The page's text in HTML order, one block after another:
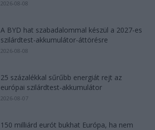
2026-08-08
A BYD hat szabadalommal készül a 2027-es
szilárdtest-akkumulátor-áttörésre
2026-08-08
25 százalékkal sűrűbb energiát rejt az
európai szilárdtest-akkumulátor
2026-08-07
150 milliárd eurót bukhat Európa, ha nem